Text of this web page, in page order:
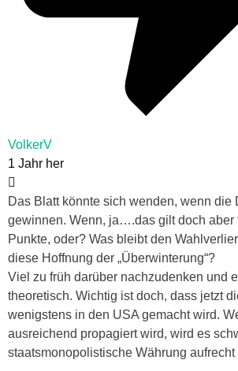
VolkerV
1 Jahr her
Das Blatt könnte sich wenden, wenn die
gewinnen. Wenn, ja….das gilt doch aber
Punkte, oder? Was bleibt den
diese Hoffnung der „Überwinterung“?
Viel zu früh darüber nachzudenken und
theoretisch. Wichtig ist doch, dass jetzt
wenigstens in den USA gemacht wird.
ausreichend propagiert wird, wird es
staatsmonopolistische Währung aufrecht